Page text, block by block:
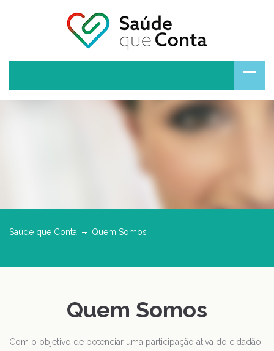
Saúde que Conta Quem Somos
Quem Somos
Com o objetivo de potenciar uma participação ativa do cidadão